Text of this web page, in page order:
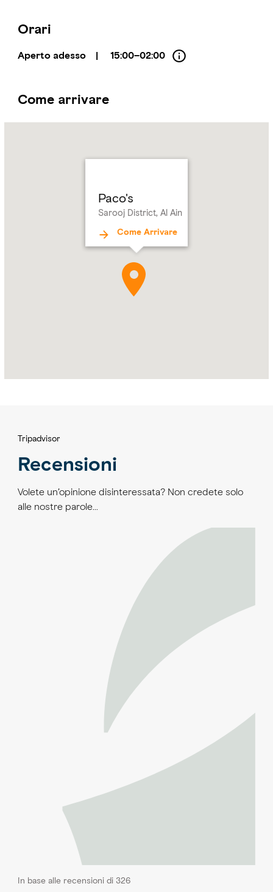
Orari
Aperto adesso | 15:00–02:00
Come arrivare
Paco's
Sarooj District, Al Ain
Come Arrivare
Tripadvisor
Recensioni
Volete un’opinione disinteressata? Non credete solo
alle nostre parole…
In base alle recensioni di 326